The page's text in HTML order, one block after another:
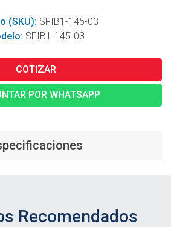
(SKU): SFIB1-145-03
SFIB1-145-03
COTIZAR
POR WHATSAPP
Recomendados